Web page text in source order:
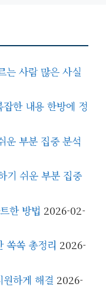
는 사람 많은 사실
한 내용 한방에 정
운 부분 집중 분석
기 쉬운 부분 집중
한 방법 2026-02-
쏙쏙 총정리 2026-
하게 해결 2026-